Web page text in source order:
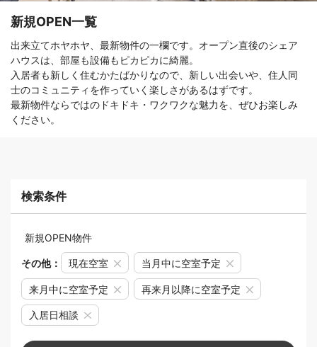
新規OPEN一覧
出来立てホヤホヤ、最新物件の一欄です。オープン直後のシェア
ハウスは、部屋も設備もピカピカに綺麗。
入居者も新しく住むかたばかりなので、新しい出会いや、住人同
士のコミュニティを作っていく楽しさがあるはずです。
最新物件ならではのドキドキ・ワクワクな魅力を、ぜひお楽しみ
ください。
検索条件
新規OPEN物件
その他： 現在空室 当月中に空室予定
来月中に空室予定 再来月以降に空室予定
入居日相談